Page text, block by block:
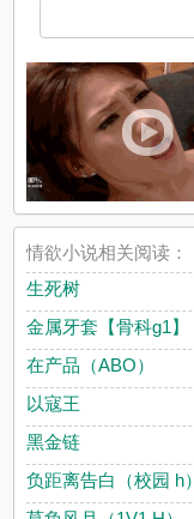
情欲小说相关阅读：
生死树
金属牙套【骨科g1】
在产品（ABO）
以寇王
黑金链
负距离告白（校园 h）